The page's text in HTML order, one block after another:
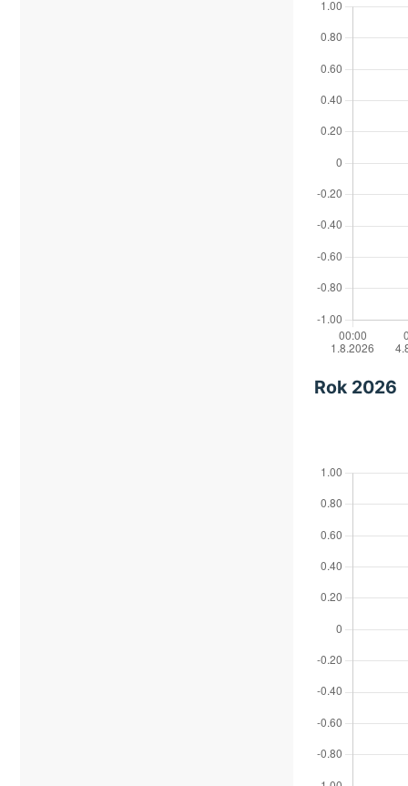
Rok 2026